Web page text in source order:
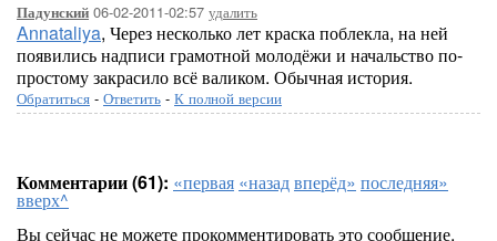
Падунский 06-02-2011-02:57 удалить
Annataliya, Через несколько лет краска поблекла, на ней
появились надписи грамотной молодёжи и начальство по-
простому закрасило всё валиком. Обычная история.
Обратиться - Ответить - К полной версии
Комментарии (61): «первая «назадвперёд» последняя»
вверх^
Вы сейчас не можете прокомментировать это сообщение.